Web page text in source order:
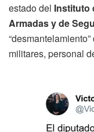
estado del Instituto
Armadas y de
militares, personal